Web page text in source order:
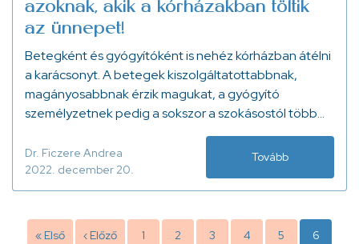
azoknak, akik a kórházakban töltik
az ünnepet!
Betegként és gyógyítóként is nehéz kórházban átélni
a karácsonyt. A betegek kiszolgáltatottabbnak,
magányosabbnak érzik magukat, a gyógyító
személyzetnek pedig a sokszor a szokásostól több
feladat mellett a család hiánya is terhet jelent.
Dr. Ficzere Andrea
2022. december 20.
Tovább
Oldalszámozás
Első
« Első Előző
‹ Előző Page
1 Page
2 Page
3 Page
4 Page
5 6